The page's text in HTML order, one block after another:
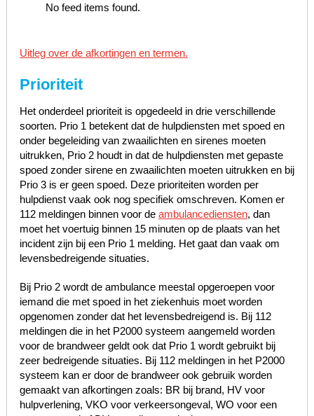
No feed items found.
Uitleg over de afkortingen en termen.
Prioriteit
Het onderdeel prioriteit is opgedeeld in drie verschillende
soorten. Prio 1 betekent dat de hulpdiensten met spoed en
onder begeleiding van zwaailichten en sirenes moeten
uitrukken, Prio 2 houdt in dat de hulpdiensten met gepaste
spoed zonder sirene en zwaailichten moeten uitrukken en bij
Prio 3 is er geen spoed. Deze prioriteiten worden per
hulpdienst vaak ook nog specifiek omschreven. Komen er
112 meldingen binnen voor de ambulancediensten, dan
moet het voertuig binnen 15 minuten op de plaats van het
incident zijn bij een Prio 1 melding. Het gaat dan vaak om
levensbedreigende situaties.
Bij Prio 2 wordt de ambulance meestal opgeroepen voor
iemand die met spoed in het ziekenhuis moet worden
opgenomen zonder dat het levensbedreigend is. Bij 112
meldingen die in het P2000 systeem aangemeld worden
voor de brandweer geldt ook dat Prio 1 wordt gebruikt bij
zeer bedreigende situaties. Bij 112 meldingen in het P2000
systeem kan er door de brandweer ook gebruik worden
gemaakt van afkortingen zoals: BR bij brand, HV voor
hulpverlening, VKO voor verkeersongeval, WO voor een